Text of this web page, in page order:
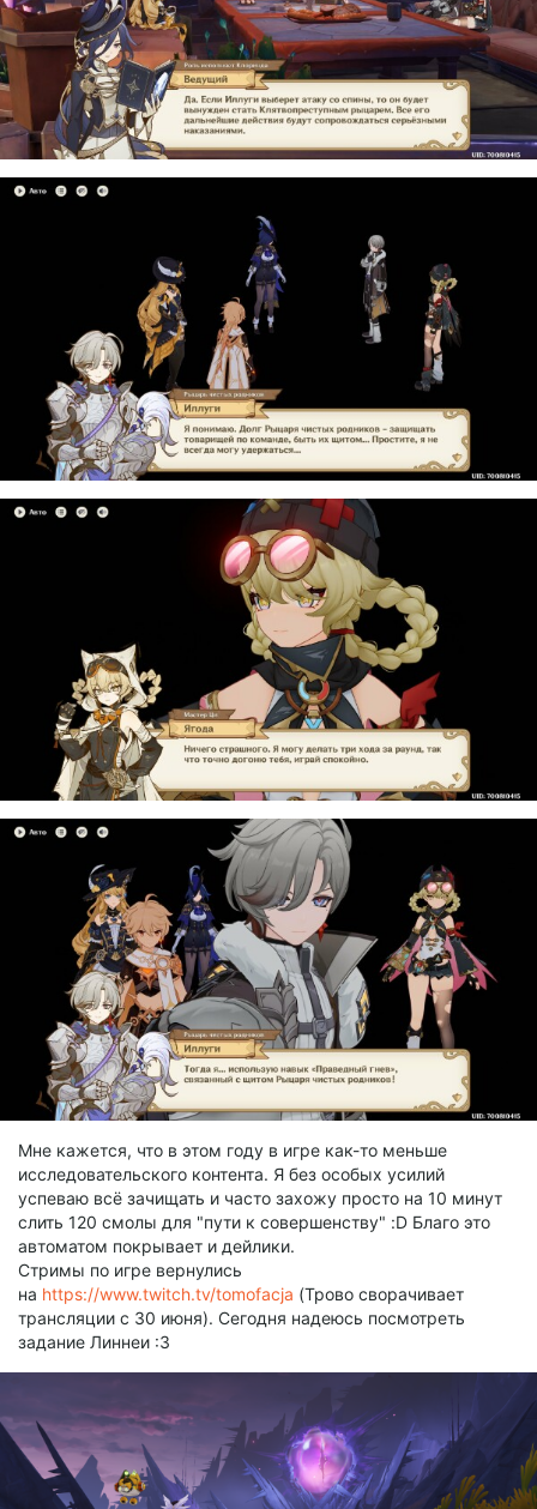
Мне кажется, что в этом году в игре как-то меньше
исследовательского контента. Я без особых усилий
успеваю всё зачищать и часто захожу просто на 10 минут
слить 120 смолы для "пути к совершенству" :D Благо это
автоматом покрывает и дейлики.
Стримы по игре вернулись
на https://www.twitch.tv/tomofacja (Трово сворачивает
трансляции с 30 июня). Сегодня надеюсь посмотреть
задание Линнеи :3